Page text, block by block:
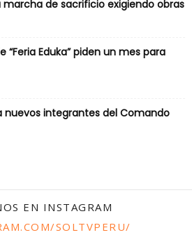
de sacrificio exigiendo obras
“Feria Eduka” piden un mes para
nuevos integrantes del Comando
EN INSTAGRAM
SOLTVPERU/